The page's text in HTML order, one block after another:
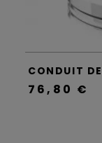
76,80 €